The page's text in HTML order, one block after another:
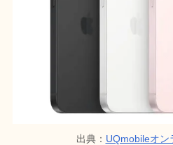
出典： UQmobileオン